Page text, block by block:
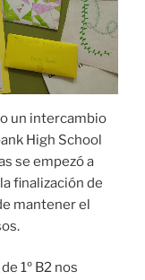
un intercambio
High School
se empezó a
finalización de
mantener el
1º B2 nos